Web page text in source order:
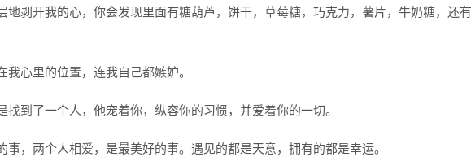
地剥开我的心，你会发现里面有糖葫芦，饼干，草莓糖，巧克力，薯片，牛奶糖，还有
心里的位置，连我自己都嫉妒。
找到了一个人，他宠着你，纵容你的习惯，并爱着你的一切。
事，两个人相爱，是最美好的事。遇见的都是天意，拥有的都是幸运。